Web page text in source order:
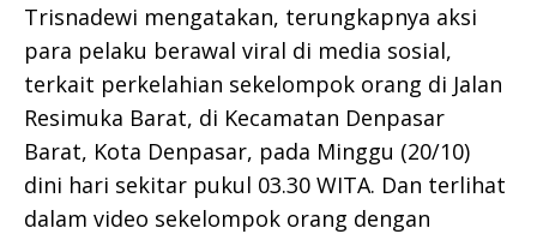
Trisnadewi mengatakan, terungkapnya aksi
para pelaku berawal viral di media sosial,
terkait perkelahian sekelompok orang di Jalan
Resimuka Barat, di Kecamatan Denpasar
Barat, Kota Denpasar, pada Minggu (20/10)
dini hari sekitar pukul 03.30 WITA. Dan terlihat
dalam video sekelompok orang dengan